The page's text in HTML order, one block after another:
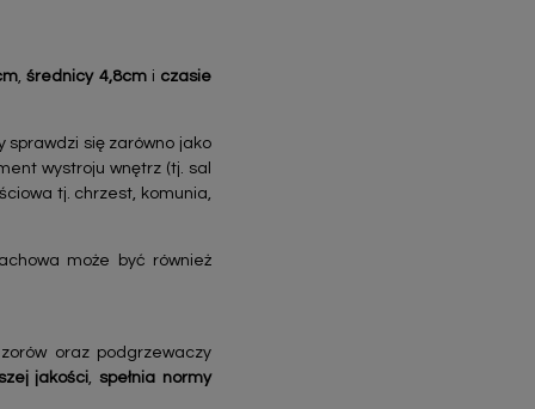
,średnicy 4,8cmi czasie
sprawdzi się zarówno jako
wystroju wnętrz (tj. sal
tj. chrzest, komunia,
może być również
oraz podgrzewaczy
jakości,spełnia normy